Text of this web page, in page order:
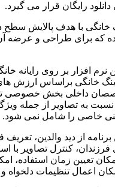
رایگان قرار می گیرد.
خانگی با هدف پالایش
نرم افزار بر روی رایانه
خانگی براساس ارزش
داخلی بخش خصوصی
به تصاویر از جمله
خاصی را شامل نمی شود.
از دید والدین، تعریف
کنترل تصاویر با
تعیین زمان استفاده،
اعمال تنظیمات